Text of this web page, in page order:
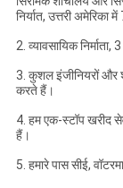
निर्यात, उत्तरी
2. व्यावसायिक
3. कुशल इंजीनियरों और
करते हैं।
4. हम एक-स्टॉप खरीद
हैं।
5. हमारे पास सीई,